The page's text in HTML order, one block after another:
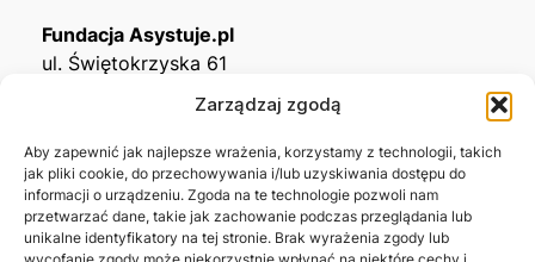
Zarządzaj zgodą
Aby zapewnić jak najlepsze wrażenia, korzystamy z technologii, takich
jak pliki cookie, do przechowywania i/lub uzyskiwania dostępu do
informacji o urządzeniu. Zgoda na te technologie pozwoli nam
przetwarzać dane, takie jak zachowanie podczas przeglądania lub
unikalne identyfikatory na tej stronie. Brak wyrażenia zgody lub
Fundacja Asystuje.pl
ul. Świętokrzyska 61
KRS0001215994
NIP5492488380
REGON543667703